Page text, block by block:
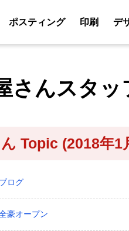
ポスティング 印刷 デ
さんスタ
Topic (2018年1
ブログ
豪オープン